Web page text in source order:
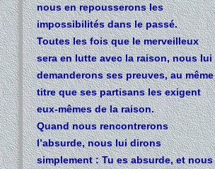
nous en repousserons les
impossibilités dans le passé.
Toutes les fois que le merveilleux
sera en lutte avec la raison, nous lui
demanderons ses preuves, au même
titre que ses partisans les exigent
eux-mêmes de la raison.
Quand nous rencontrerons
l’absurde, nous lui dirons
simplement : Tu es absurde, et nous